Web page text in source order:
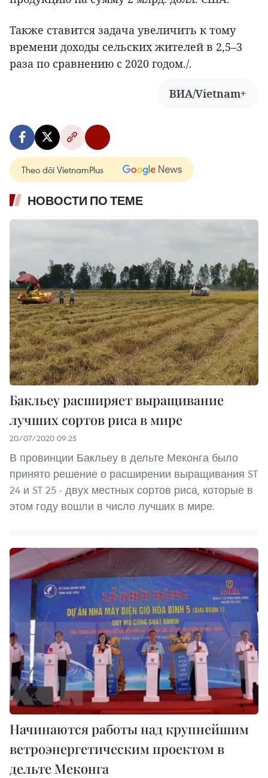
Также ставится задача увеличить к тому
времени доходы сельских жителей в 2,5–3
раза по сравнению с 2020 годом./.
ВИА/Vietnam+
Theo dõi VietnamPlus
НОВОСТИ ПО ТЕМЕ
Бакльеу расширяет выращивание
лучших сортов риса в мире
20/07/2020 09:25
В провинции Бакльеу в дельте Меконга было
принято решение о расширении выращивания ST
24 и ST 25 - двух местных сортов риса, которые в
этом году вошли в число лучших в мире.
Начинаются работы над крупнейшим
ветроэнергетическим проектом в
дельте Меконга